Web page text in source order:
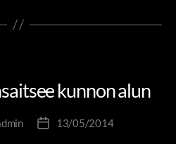
kunnon alun
13/05/2014